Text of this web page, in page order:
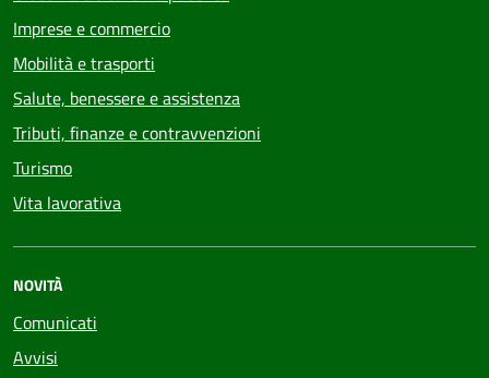
Imprese e commercio
Mobilità e trasporti
Salute, benessere e assistenza
Tributi, finanze e contravvenzioni
Turismo
Vita lavorativa
NOVITÀ
Comunicati
Avvisi